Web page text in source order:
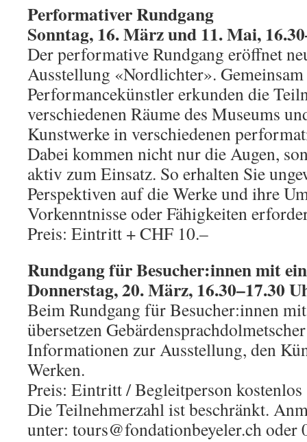
Performativer Rundgang
Sonntag, 16. März und 11. Mai, 16.30
Der performative Rundgang eröffnet
Ausstellung «Nordlichter».
Performancekünstler erkunden die
verschiedenen Räume des Museums
Kunstwerke in verschiedenen
Dabei kommen nicht nur die Augen,
aktiv zum Einsatz. So erhalten Sie
Perspektiven auf die Werke und ihre
Vorkenntnisse oder Fähigkeiten
Preis: Eintritt + CHF 10.–
Rundgang für Besucher:innen mit
Donnerstag, 20. März, 16.30–17.30
Beim Rundgang für Besucher:innen
übersetzen
Informationen zur Ausstellung, den
Werken.
Preis: Eintritt / Begleitperson kostenlos
Die Teilnehmerzahl ist beschränkt.
unter: tours@fondationbeyeler.ch oder